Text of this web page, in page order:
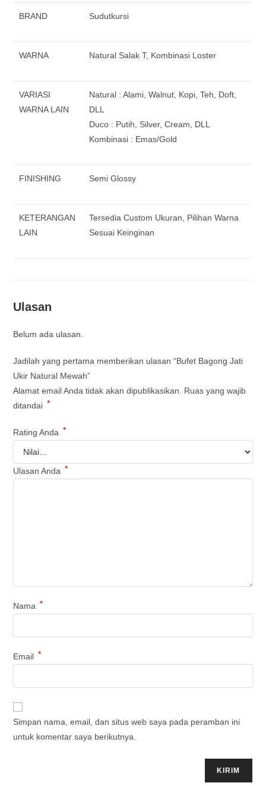
BRAND Sudutkursi
WARNA Natural Salak T, Kombinasi Loster
VARIASI
WARNA LAIN
Natural : Alami, Walnut, Kopi, Teh, Doft,
DLL
Duco : Putih, Silver, Cream, DLL
Kombinasi : Emas/Gold
FINISHING Semi Glossy
KETERANGAN
LAIN
Tersedia Custom Ukuran, Pilihan Warna
Sesuai Keinginan
Ulasan
Belum ada ulasan.
Jadilah yang pertama memberikan ulasan “Bufet Bagong Jati
Ukir Natural Mewah”
Alamat email Anda tidak akan dipublikasikan. Ruas yang wajib
ditandai *
Rating Anda *
Ulasan Anda *
Nama *
Email *
Simpan nama, email, dan situs web saya pada peramban ini
untuk komentar saya berikutnya.